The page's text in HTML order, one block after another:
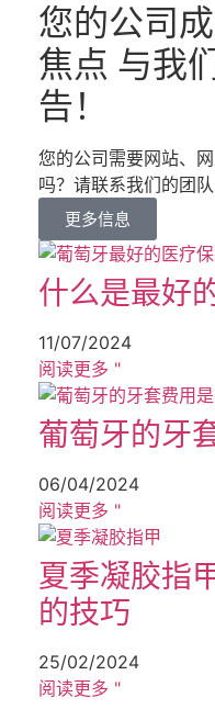
您的公司
焦点 与我
告！
您的公司需要网站、
吗？请联系我们的团队
更多信息
什么是最好
11/07/2024
阅读更多 "
葡萄牙的牙
06/04/2024
阅读更多 "
夏季凝胶指
的技巧
25/02/2024
阅读更多 "